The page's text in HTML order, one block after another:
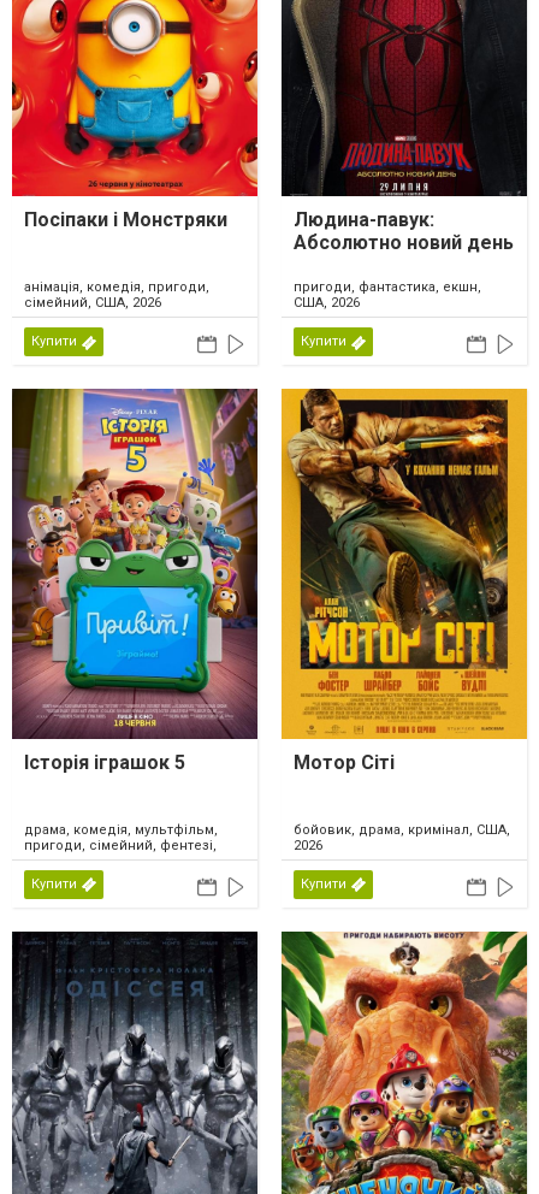
Посіпаки і Монстряки
анімація, комедія, пригоди,
сімейний, США, 2026
Купити
Людина-павук:
Абсолютно новий день
пригоди, фантастика, екшн,
США, 2026
Купити
Історія іграшок 5
драма, комедія, мультфільм,
пригоди, сімейний, фентезі,
США, 2026
Купити
Мотор Сіті
бойовик, драма, кримінал, США,
2026
Купити